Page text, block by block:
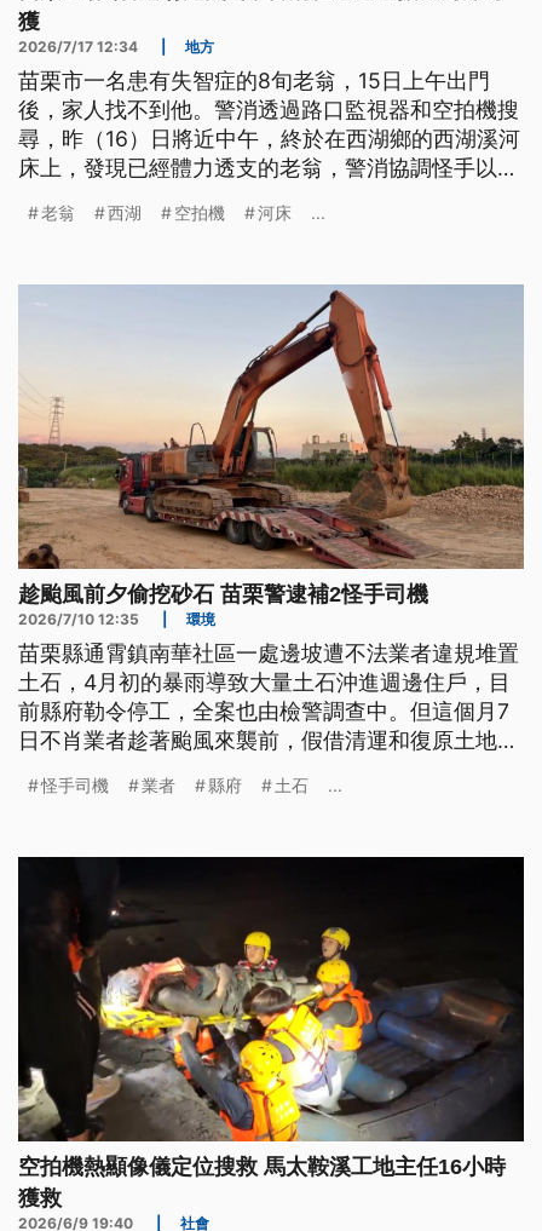
獲
2026/7/17 12:34 地方
苗栗市一名患有失智症的8旬老翁，15日上午出門
後，家人找不到他。警消透過路口監視器和空拍機搜
尋，昨（16）日將近中午，終於在西湖鄉的西湖溪河
床上，發現已經體力透支的老翁，警消協調怪手以挖
老翁 西湖 空拍機 河床 ...
趁颱風前夕偷挖砂石 苗栗警逮補2怪手司機
2026/7/10 12:35 環境
苗栗縣通霄鎮南華社區一處邊坡遭不法業者違規堆置
土石，4月初的暴雨導致大量土石沖進週邊住戶，目
前縣府勒令停工，全案也由檢警調查中。但這個月7
日不肖業者趁著颱風來襲前，假借清運和復原土地名
辦，當場逮捕2名怪手司機並查扣9部重機具，強制移
怪手司機 業者 縣府 土石 ...
空拍機熱顯像儀定位搜救 馬太鞍溪工地主任16小時
獲救
2026/6/9 19:40 社會